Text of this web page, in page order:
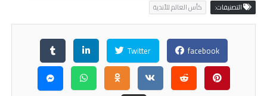
التصنيفات: كأس العالم للأندية
facebook
Twitter